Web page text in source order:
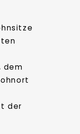
dem
der